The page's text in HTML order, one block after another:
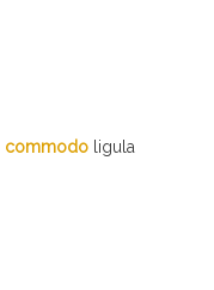
commodoligula